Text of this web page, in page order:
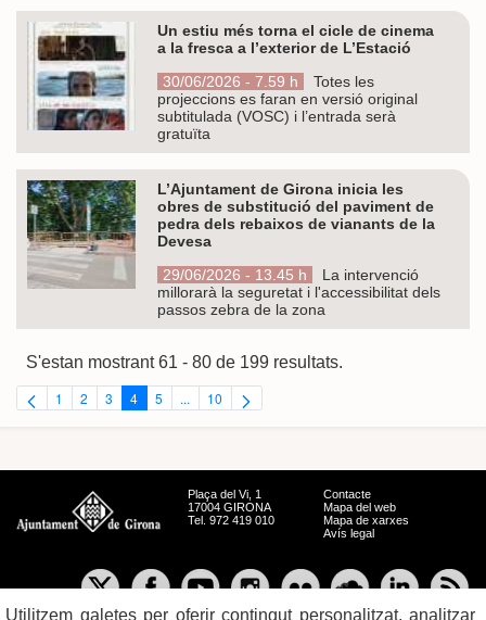
Un estiu més torna el cicle de cinema
a la fresca a l’exterior de L’Estació
30/06/2026 - 7.59 h
Totes les
projeccions es faran en versió original
subtitulada (VOSC) i l’entrada serà
gratuïta
L’Ajuntament de Girona inicia les
obres de substitució del paviment de
pedra dels rebaixos de vianants de la
Devesa
29/06/2026 - 13.45 h
La intervenció
millorarà la seguretat i l'accessibilitat dels
passos zebra de la zona
S'estan mostrant 61 - 80 de 199 resultats.
Pàgina
1 Pàgina
2 Pàgina
3 Pàgina
4 Pàgina
5 ...Pàgines intermèdies Utilitzeu TAB per navegar.
Pàgina
10
Plaça del Vi, 1
17004 GIRONA
Tel. 972 419 010
Contacte
Mapa del web
Mapa de xarxes
Avís legal
Utilitzem galetes per oferir contingut personalitzat, analitzar